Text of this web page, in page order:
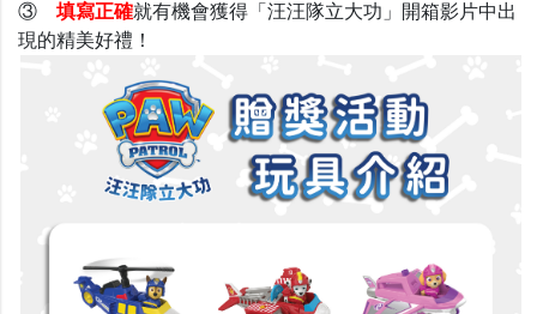
③ 填寫正確就有機會獲得「汪汪隊立大功」開箱影片中出
現的精美好禮！